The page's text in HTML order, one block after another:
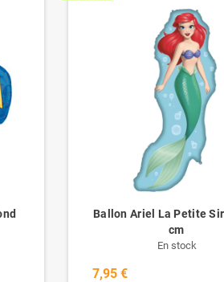
Ballon Ariel La Petite
cm
En stock
7,95 €